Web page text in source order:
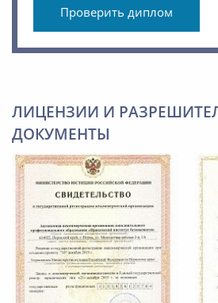
Проверить диплом
ЛИЦЕНЗИИ И
ДОКУМЕНТЫ